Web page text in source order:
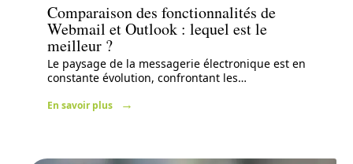
Comparaison des fonctionnalités de
Webmail et Outlook : lequel est le
meilleur ?
Le paysage de la messagerie électronique est en
constante évolution, confrontant les…
En savoir plus